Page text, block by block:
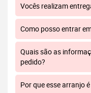
Vocês realizam
Como posso entrar
Quais são as
pedido?
Por que esse arranjo